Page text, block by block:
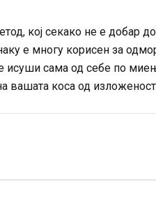
кој секако не е добар
е многу корисен за
исуши сама од себе по
вашата коса од